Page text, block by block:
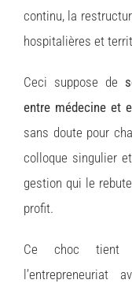
continu, la
hospitalières et
Ceci suppose de
entre médecine et
sans doute pour
colloque singulier
gestion qui le
profit.
Ce choc tient
l’entrepreneuriat